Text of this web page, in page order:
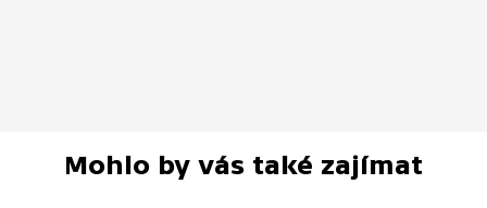
Mohlo by vás také zajímat